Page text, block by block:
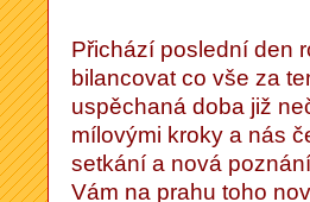
Přichází poslední den
bilancovat co vše za
uspěchaná doba již
mílovými kroky a nás
setkání a nová
Vám na prahu toho